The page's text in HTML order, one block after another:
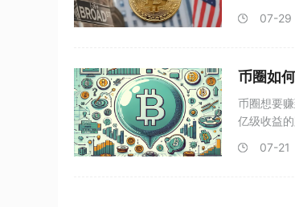
07-29
币圈如
币圈想要
亿级收益
07-21